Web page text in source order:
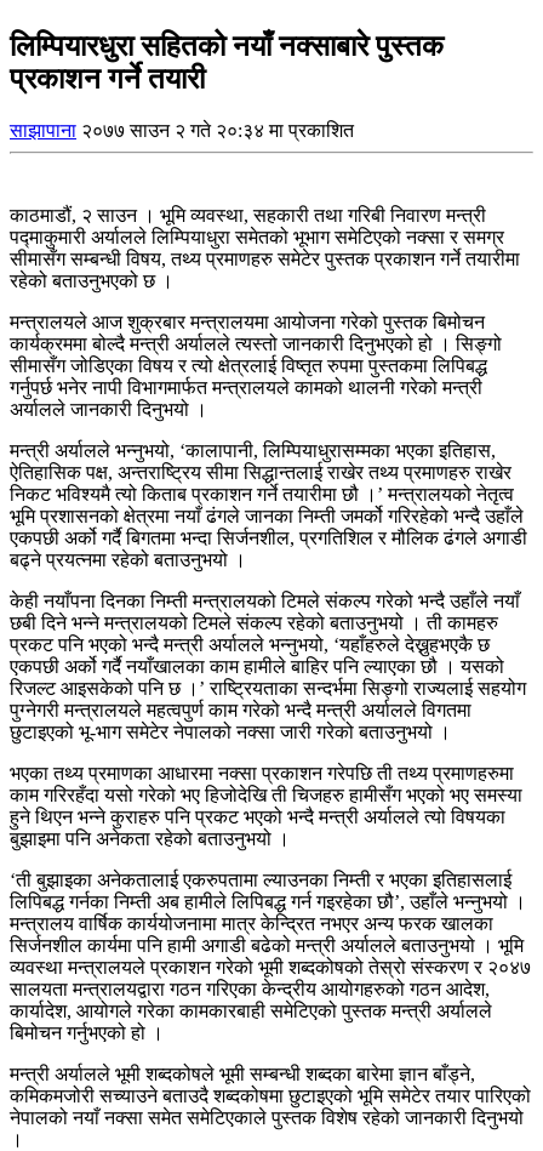
लिम्पियारधुरा सहितको नयाँ नक्साबारे पुस्तक
प्रकाशन गर्ने तयारी
साझापाना २०७७ साउन २ गते २०:३४ मा प्रकाशित
काठमाडौं, २ साउन । भूमि व्यवस्था, सहकारी तथा गरिबी निवारण मन्त्री
पद्माकुमारी अर्यालले लिम्पियाधुरा समेतको भूभाग समेटिएको नक्सा र समग्र
सीमासँग सम्बन्धी विषय, तथ्य प्रमाणहरु समेटेर पुस्तक प्रकाशन गर्ने तयारीमा
रहेको बताउनुभएको छ ।
मन्त्रालयले आज शुक्रबार मन्त्रालयमा आयोजना गरेको पुस्तक बिमोचन
कार्यक्रममा बोल्दै मन्त्री अर्यालले त्यस्तो जानकारी दिनुभएको हो । सिङ्गो
सीमासँग जोडिएका विषय र त्यो क्षेत्रलाई विष्तृत रुपमा पुस्तकमा लिपिबद्ध
गर्नुपर्छ भनेर नापी विभागमार्फत मन्त्रालयले कामको थालनी गरेको मन्त्री
अर्यालले जानकारी दिनुभयो ।
मन्त्री अर्यालले भन्नुभयो, ‘कालापानी, लिम्पियाधुरासम्मका भएका इतिहास,
ऐतिहासिक पक्ष, अन्तराष्ट्रिय सीमा सिद्धान्तलाई राखेर तथ्य प्रमाणहरु राखेर
निकट भविश्यमै त्यो किताब प्रकाशन गर्ने तयारीमा छौ ।’ मन्त्रालयको नेतृत्व
भूमि प्रशासनको क्षेत्रमा नयाँ ढंगले जानका निम्ती जमर्को गरिरहेको भन्दै उहाँले
एकपछी अर्को गर्दै बिगतमा भन्दा सिर्जनशील, प्रगतिशिल र मौलिक ढंगले अगाडी
बढ्ने प्रयत्नमा रहेको बताउनुभयो ।
केही नयाँपना दिनका निम्ती मन्त्रालयको टिमले संकल्प गरेको भन्दै उहाँले नयाँ
छबी दिने भन्ने मन्त्रालयको टिमले संकल्प रहेको बताउनुभयो । ती कामहरु
प्रकट पनि भएको भन्दै मन्त्री अर्यालले भन्नुभयो, ‘यहाँहरुले देख्नुहभएकै छ
एकपछी अर्को गर्दै नयाँखालका काम हामीले बाहिर पनि ल्याएका छौ । यसको
रिजल्ट आइसकेको पनि छ ।’ राष्ट्रियताका सन्दर्भमा सिङ्गो राज्यलाई सहयोग
पुग्नेगरी मन्त्रालयले महत्वपुर्ण काम गरेको भन्दै मन्त्री अर्यालले विगतमा
छुटाइएको भू-भाग समेटेर नेपालको नक्सा जारी गरेको बताउनुभयो ।
भएका तथ्य प्रमाणका आधारमा नक्सा प्रकाशन गरेपछि ती तथ्य प्रमाणहरुमा
काम गरिरहँदा यसो गरेको भए हिजोदेखि ती चिजहरु हामीसँग भएको भए समस्या
हुने थिएन भन्ने कुराहरु पनि प्रकट भएको भन्दै मन्त्री अर्यालले त्यो विषयका
बुझाइमा पनि अनेकता रहेको बताउनुभयो ।
‘ती बुझाइका अनेकतालाई एकरुपतामा ल्याउनका निम्ती र भएका इतिहासलाई
लिपिबद्ध गर्नका निम्ती अब हामीले लिपिबद्ध गर्न गइरहेका छौ’, उहाँले भन्नुभयो ।
मन्त्रालय वार्षिक कार्ययोजनामा मात्र केन्द्रित नभएर अन्य फरक खालका
सिर्जनशील कार्यमा पनि हामी अगाडी बढेको मन्त्री अर्यालले बताउनुभयो । भूमि
व्यवस्था मन्त्रालयले प्रकाशन गरेको भूमी शब्दकोषको तेस्रो संस्करण र २०४७
सालयता मन्त्रालयद्वारा गठन गरिएका केन्द्रीय आयोगहरुको गठन आदेश,
कार्यादेश, आयोगले गरेका कामकारबाही समेटिएको पुस्तक मन्त्री अर्यालले
बिमोचन गर्नुभएको हो ।
मन्त्री अर्यालले भूमी शब्दकोषले भूमी सम्बन्धी शब्दका बारेमा ज्ञान बाँड्ने,
कमिकमजोरी सच्याउने बताउदै शब्दकोषमा छुटाइएको भूमि समेटेर तयार पारिएको
नेपालको नयाँ नक्सा समेत समेटिएकाले पुस्तक विशेष रहेको जानकारी दिनुभयो
।